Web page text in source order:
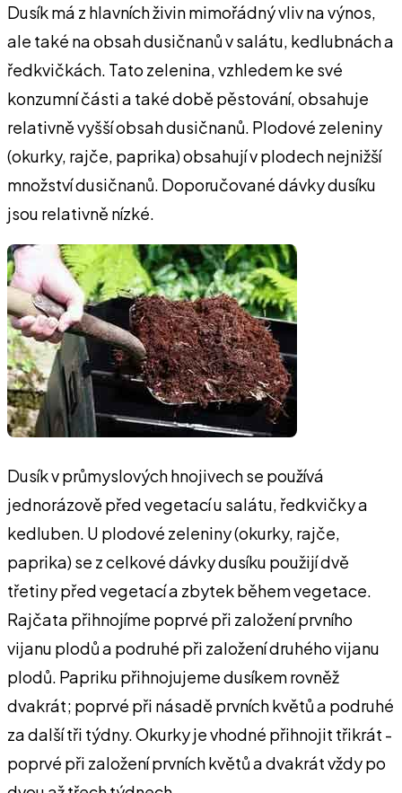
Dusík má z hlavních živin mimořádný vliv na výnos,
ale také na obsah dusičnanů v salátu, kedlubnách a
ředkvičkách. Tato zelenina, vzhledem ke své
konzumní části a také době pěstování, obsahuje
relativně vyšší obsah dusičnanů. Plodové zeleniny
(okurky, rajče, paprika) obsahují v plodech nejnižší
množství dusičnanů. Doporučované dávky dusíku
jsou relativně nízké.
Dusík v průmyslových hnojivech se používá
jednorázově před vegetací u salátu, ředkvičky a
kedluben. U plodové zeleniny (okurky, rajče,
paprika) se z celkové dávky dusíku použijí dvě
třetiny před vegetací a zbytek během vegetace.
Rajčata přihnojíme poprvé při založení prvního
vijanu plodů a podruhé při založení druhého vijanu
plodů. Papriku přihnojujeme dusíkem rovněž
dvakrát; poprvé při násadě prvních květů a podruhé
za další tři týdny. Okurky je vhodné přihnojit třikrát -
poprvé při založení prvních květů a dvakrát vždy po